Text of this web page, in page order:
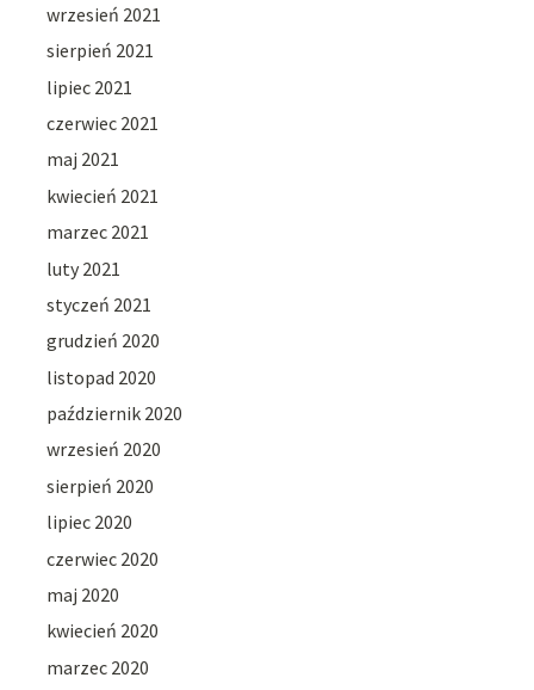
wrzesień 2021
sierpień 2021
lipiec 2021
czerwiec 2021
maj 2021
kwiecień 2021
marzec 2021
luty 2021
styczeń 2021
grudzień 2020
listopad 2020
październik 2020
wrzesień 2020
sierpień 2020
lipiec 2020
czerwiec 2020
maj 2020
kwiecień 2020
marzec 2020